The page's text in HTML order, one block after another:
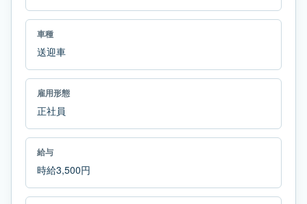
車種
送迎車
雇用形態
正社員
給与
時給3,500円